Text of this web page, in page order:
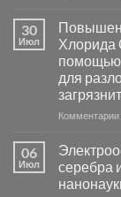
и
30
Июл
Хлорида
помощью
для
Комментарии
06
Июл
серебра